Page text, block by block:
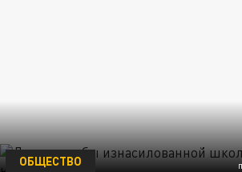
ОБЩЕСТВО